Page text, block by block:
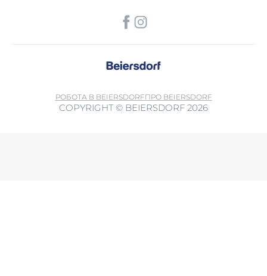
РОБОТА В BEIERSDORFПРО BEIERSDORF
COPYRIGHT © BEIERSDORF 2026